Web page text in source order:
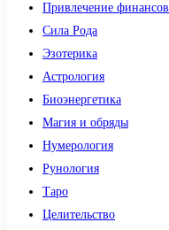
Привлечение финансов
Сила Рода
Эзотерика
Астрология
Биоэнергетика
Магия и обряды
Нумерология
Рунология
Таро
Целительство